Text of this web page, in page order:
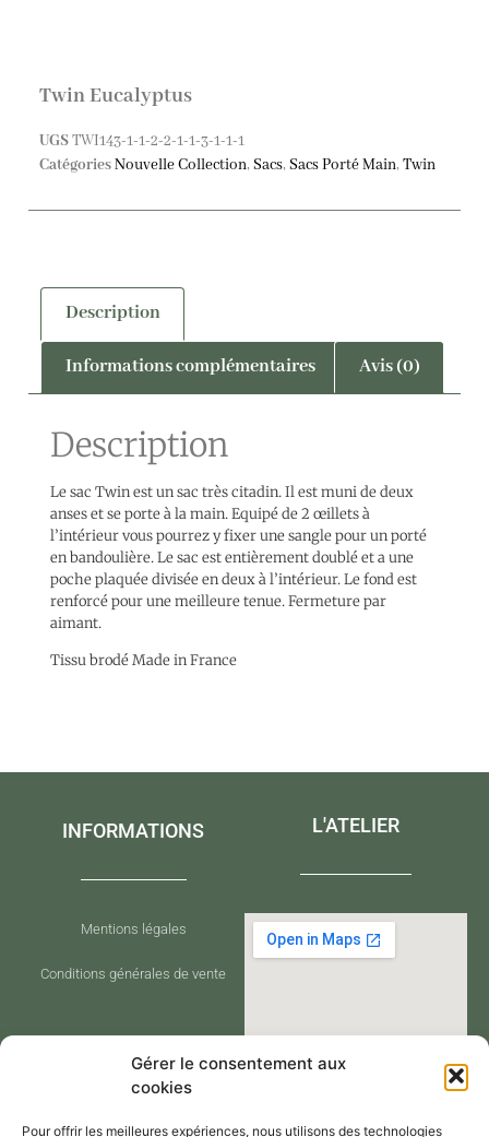
Gérer le consentement aux
cookies
Pour offrir les meilleures expériences, nous utilisons des technologies
Twin Eucalyptus
UGSTWI143-1-1-2-2-1-1-3-1-1-1
CatégoriesNouvelle Collection, Sacs, Sacs Porté Main, Twin
Description
Informations complémentaires Avis (0)
Description
Le sac Twin est un sac très citadin. Il est muni de deux
anses et se porte à la main. Equipé de 2 œillets à
l’intérieur vous pourrez y fixer une sangle pour un porté
en bandoulière. Le sac est entièrement doublé et a une
poche plaquée divisée en deux à l’intérieur. Le fond est
renforcé pour une meilleure tenue. Fermeture par
aimant.
Tissu brodé Made in France
INFORMATIONS
Mentions légales
Conditions générales de vente
L'ATELIER